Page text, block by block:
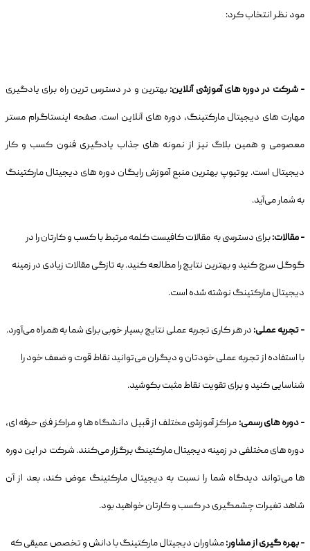
مود نظر انتخاب کرد:
- شرکت در دوره های آموزشی آنلاین: بهترین و در دسترس ترین راه برای یادگیری
مهارت های دیجیتال مارکتینگ، دوره های آنلاین است. صفحه اینستاگرام مستر
معصومی و همین بلاگ نیز از نمونه های جذاب یادگیری فنون کسب و کار
دیجیتال است. یوتیوپ بهترین منبع آموزش رایگان دوره های دیجیتال مارکتینگ
به شمار می‌آید.
- مقالات:برای دسترسی به مقالات کافیست کلمه مرتبط با کسب و کارتان را در
گوگل سرچ کنید و بهترین نتایج را مطالعه کنید. به تازگی مقالات زیادی در زمینه
دیجیتال مارکتینگ نوشته شده است.
- تجربه عملی: در هر کاری تجربه عملی نتایج بسیار خوبی برای شما به همراه می‌آورد.
با استفاده از تجربه عملی خودتان و دیگران می‌توانید نقاط قوت و ضعف خود را
شناسایی کنید و برای تقویت نقاط مثبت بکوشید.
- دوره های رسمی: مراکز آموزشی مختلف از قبیل دانشگاه ها و مراکز فنی حرفه ای،
دوره های مختلفی در زمینه دیجیتال مارکتینگ برگزار می‌کنند. شرکت در این دوره
ها می‌تواند دیدگاه شما را نسبت به دیجیتال مارکتینگ عوض کند، بعد از آن
شاهد تغیرات چشمگیری در کسب و کارتان خواهید بود.
- بهره گیری از مشاور:مشاوران دیجیتال مارکتینگ با دانش و تخصص عمیقی که